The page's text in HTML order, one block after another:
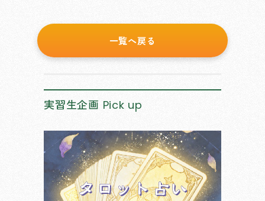
一覧へ戻る
実習生企画 Pick up